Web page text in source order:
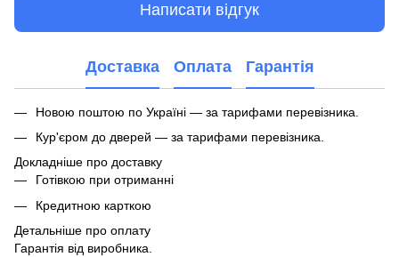
Написати відгук
Доставка Оплата Гарантія
Новою поштою по Україні — за тарифами перевізника.
Кур'єром до дверей — за тарифами перевізника.
Докладніше про доставку
Готівкою при отриманні
Кредитною карткою
Детальніше про оплату
Гарантія від виробника.